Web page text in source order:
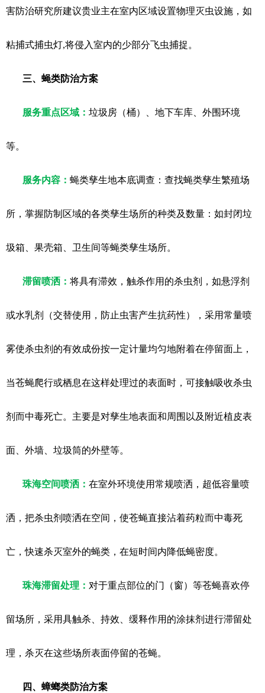
害防治研究所建议贵业主在室内区域设置物理灭虫设施，如
粘捕式捕虫灯,将侵入室内的少部分飞虫捕捉。
三、蝇类防治方案
服务重点区域： 垃圾房（桶）、地下车库、外围环境
等。
服务内容： 蝇类孳生地本底调查：查找蝇类孳生繁殖场
所，掌握防制区域的各类孳生场所的种类及数量：如封闭垃
圾箱、果壳箱、卫生间等蝇类孳生场所。
滞留喷洒： 将具有滞效，触杀作用的杀虫剂，如悬浮剂
或水乳剂（交替使用，防止虫害产生抗药性），采用常量喷
雾使杀虫剂的有效成份按一定计量均匀地附着在停留面上，
当苍蝇爬行或栖息在这样处理过的表面时，可接触吸收杀虫
剂而中毒死亡。主要是对孳生地表面和周围以及附近植皮表
面、外墙、垃圾筒的外壁等。
珠海空间喷洒： 在室外环境使用常规喷洒，超低容量喷
洒，把杀虫剂喷洒在空间，使苍蝇直接沾着药粒而中毒死
亡，快速杀灭室外的蝇类，在短时间内降低蝇密度。
珠海滞留处理： 对于重点部位的门（窗）等苍蝇喜欢停
留场所，采用具触杀、持效、缓释作用的涂抹剂进行滞留处
理，杀灭在这些场所表面停留的苍蝇。
四、蟑螂类防治方案